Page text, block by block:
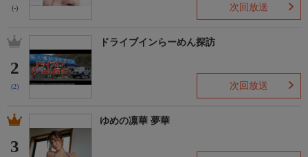
(-) 次回放送
2
(2)
ドライブインらーめん探訪
次回放送
3
ゆめの凛華 夢華